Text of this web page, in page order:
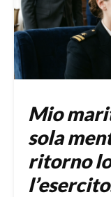
Mio
sola
ritorno